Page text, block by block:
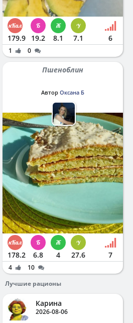
179.9 19.2 8.1 7.1 6
1 0
Пшеноблин
Автор Оксана Б
178.2 6.8 4 27.6 7
4
10
Лучшие рационы
Карина
2026-08-06